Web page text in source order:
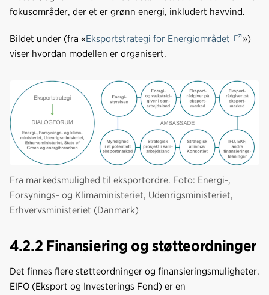
fokusområder, der et er grønn energi, inkludert havvind.
Bildet under (fra «Eksportstrategi for Energiområdet
»)
viser hvordan modellen er organisert.
Fra markedsmulighed til eksportordre. Foto: Energi-,
Forsynings- og Klimaministeriet, Udenrigsministeriet,
Erhvervsministeriet (Danmark)
4.2.2 Finansiering og støtteordninger
Det finnes flere støtteordninger og finansieringsmuligheter.
EIFO (Eksport og Investerings Fond) er en